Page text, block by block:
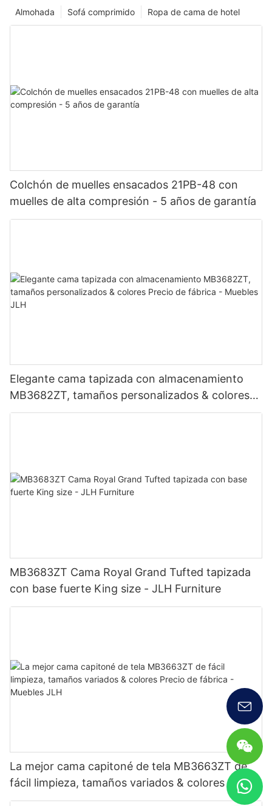
Ropa de cama de hotel
Sofá comprimido
Almohada
Colchón de muelles ensacados 21PB-48 con
muelles de alta compresión - 5 años de garantía
Elegante cama tapizada con almacenamiento
MB3682ZT, tamaños personalizados & colores
Precio de fábrica - Muebles JLH
MB3683ZT Cama Royal Grand Tufted tapizada
con base fuerte King size - JLH Furniture
La mejor cama capitoné de tela MB3663ZT de
fácil limpieza, tamaños variados & colores Precio
de fábrica - Muebles JLH